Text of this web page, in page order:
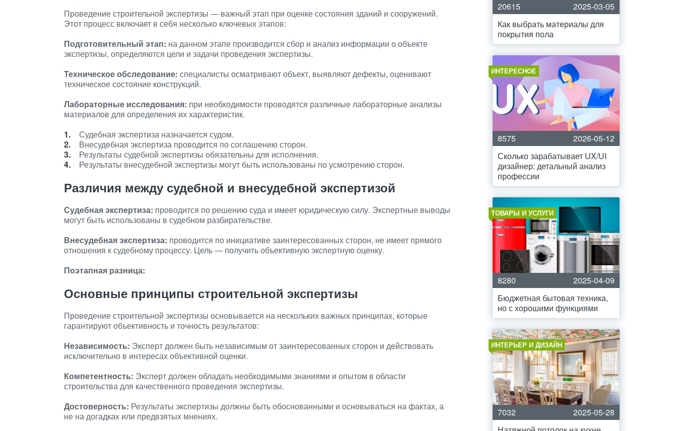
Проведение строительной экспертизы — важный этап при оценке состояния зданий и сооружений.
Этот процесс включает в себя несколько ключевых этапов:
Подготовительный этап: на данном этапе производится сбор и анализ информации о объекте
экспертизы, определяются цели и задачи проведения экспертизы.
Техническое обследование: специалисты осматривают объект, выявляют дефекты, оценивают
техническое состояние конструкций.
Лабораторные исследования: при необходимости проводятся различные лабораторные анализы
материалов для определения их характеристик.
Судебная экспертиза назначается судом.
Внесудебная экспертиза проводится по соглашению сторон.
Результаты судебной экспертизы обязательны для исполнения.
Результаты внесудебной экспертизы могут быть использованы по усмотрению сторон.
Различия между судебной и внесудебной экспертизой
Судебная экспертиза: проводится по решению суда и имеет юридическую силу. Экспертные выводы
могут быть использованы в судебном разбирательстве.
Внесудебная экспертиза: проводится по инициативе заинтересованных сторон, не имеет прямого
отношения к судебному процессу. Цель — получить объективную экспертную оценку.
Поэтапная разница:
Основные принципы строительной экспертизы
Проведение строительной экспертизы основывается на нескольких важных принципах, которые
гарантируют объективность и точность результатов:
Независимость: Эксперт должен быть независимым от заинтересованных сторон и действовать
исключительно в интересах объективной оценки.
Компетентность: Эксперт должен обладать необходимыми знаниями и опытом в области
строительства для качественного проведения экспертизы.
Достоверность: Результаты экспертизы должны быть обоснованными и основываться на фактах, а
не на догадках или предвзятых мнениях.
20615
2025-03-05
Как выбрать материалы для
покрытия пола
ИНТЕРЕСНОЕ
8575
2026-05-12
Сколько зарабатывает UX/UI
дизайнер: детальный анализ
профессии
ТОВАРЫ И УСЛУГИ
8280
2025-04-09
Бюджетная бытовая техника,
но с хорошими функциями
ИНТЕРЬЕР И ДИЗАЙН
7032
2025-05-28